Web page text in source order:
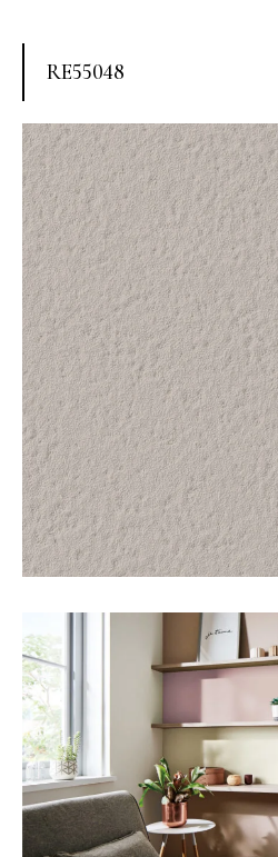
RE55048